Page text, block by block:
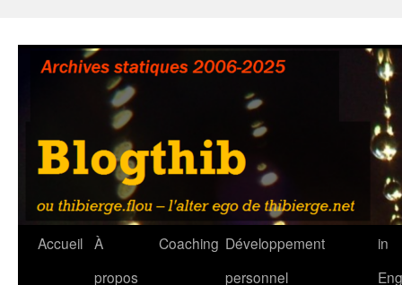
contenu
Accueil À
propos
Coaching Développement
personnel
in